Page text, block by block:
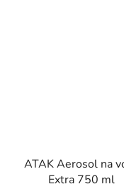
ATAK Aerosol na vosy
Extra 750 ml